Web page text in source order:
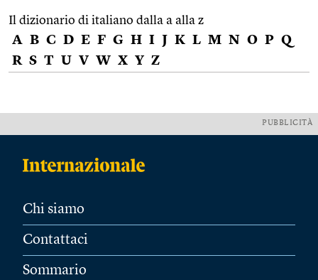
Il dizionario di italiano dalla a alla z
A B C D E F G H I J K L M N O P Q
R S T U V W X Y Z
PUBBLICITÀ
Chi siamo
Contattaci
Sommario